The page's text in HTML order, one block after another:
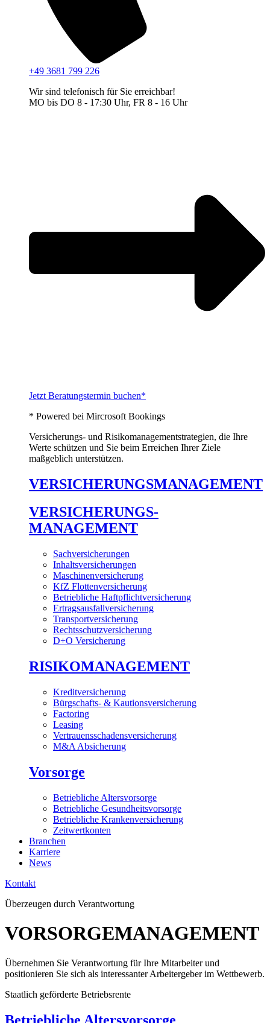
+49 3681 799 226
Wir sind telefonisch für Sie erreichbar!
MO bis DO 8 - 17:30 Uhr, FR 8 - 16 Uhr
Jetzt Beratungstermin buchen*
* Powered bei Mircrosoft Bookings
Versicherungs- und Risikomanagementstrategien, die Ihre
Werte schützen und Sie beim Erreichen Ihrer Ziele
maßgeblich unterstützen.
VERSICHERUNGSMANAGEMENT
VERSICHERUNGS-
MANAGEMENT
Sachversicherungen
Inhaltsversicherungen
Maschinenversicherung
KfZ Flottenversicherung
Betriebliche Haftpflichtversicherung
Ertragsausfallversicherung
Transportversicherung
Rechtsschutzversicherung
D+O Versicherung
RISIKOMANAGEMENT
Kreditversicherung
Bürgschafts- & Kautionsversicherung
Factoring
Leasing
Vertrauensschadensversicherung
M&A Absicherung
Vorsorge
Betriebliche Altersvorsorge
Betriebliche Gesundheitsvorsorge
Betriebliche Krankenversicherung
Zeitwertkonten
Branchen
Karriere
News
Kontakt
Überzeugen durch Verantwortung
VORSORGEMANAGEMENT
Übernehmen Sie Verantwortung für Ihre Mitarbeiter und
positionieren Sie sich als interessanter Arbeitergeber im Wettbewerb.
Staatlich geförderte Betriebsrente
Betriebliche Altersvorsorge